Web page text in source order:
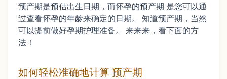
预产期是预估出生日期，而怀孕的预产期 是您可以通
过查看怀孕的年龄来确定的日期。 知道预产期，当然
可以提前做好孕期护理准备。 来来来，看下面的方
法！
如何轻松准确地计算 预产期